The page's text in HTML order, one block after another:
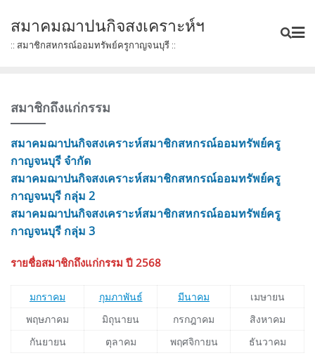
content
สมาคมฌาปนกิจสงเคราะห์ฯ
:: สมาชิกสหกรณ์ออมทรัพย์ครูกาญจนบุรี ::
สมาชิกถึงแก่กรรม
สมาคมฌาปนกิจสงเคราะห์สมาชิกสหกรณ์ออมทรัพย์ครู
กาญจนบุรี จำกัด
สมาคมฌาปนกิจสงเคราะห์สมาชิกสหกรณ์ออมทรัพย์ครู
กาญจนบุรี กลุ่ม 2
สมาคมฌาปนกิจสงเคราะห์สมาชิกสหกรณ์ออมทรัพย์ครู
กาญจนบุรี กลุ่ม 3
รายชื่อสมาชิกถึงแก่กรรม ปี 2568
มกราคม กุมภาพันธ์ มีนาคม
เมษายน
พฤษภาคม
มิถุนายน กรกฎาคม
สิงหาคม
กันยายน
ตุลาคม พฤศจิกายน ธันวาคม